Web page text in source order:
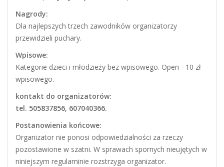
Nagrody:
Dla najlepszych trzech zawodników organizatorzy
przewidzieli puchary.
Wpisowe:
Kategorie dzieci i młodzieży bez wpisowego. Open - 10 zł
wpisowego.
kontakt do organizatorów:
tel. 505837856, 607040366.
Postanowienia końcowe:
Organizator nie ponosi odpowiedzialności za rzeczy
pozostawione w szatni. W sprawach spornych nieujętych w
niniejszym regulaminie rozstrzyga organizator.